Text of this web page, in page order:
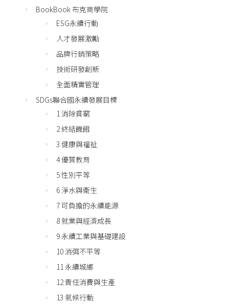
BookBook 布克商學院
ESG永續行動
人才發展激勵
品牌行銷策略
技術研發創新
全面精實管理
SDGs聯合國永續發展目標
1 消除貧窮
2 終結饑餓
3 健康與福祉
4 優質教育
5 性別平等
6 淨水與衛生
7 可負擔的永續能源
8 就業與經濟成長
9 永續工業與基礎建設
10 消弭不平等
11 永續城鄉
12 責任消費與生產
13 氣候行動